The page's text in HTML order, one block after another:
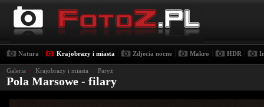
Natura Krajobrazy i miasta Zdjecia nocne Makro HDR
Galeria › Krajobrazy i miasta › Paryż
Pola Marsowe - filary